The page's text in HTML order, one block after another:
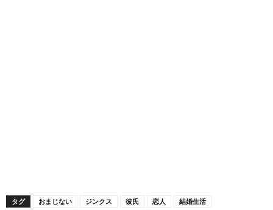
タグ おまじない ジンクス 彼氏 恋人 結婚生活